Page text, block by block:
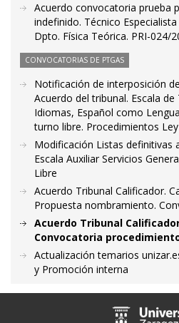
Acuerdo convocatoria prueba
indefinido. Técnico
Dpto. Física Teórica. PRI-024/
CONVOCATORIAS DE PTGAS
Notificación de interposición
Acuerdo del tribunal. Escala
Idiomas, Español como
turno libre. Procedimientos
Modificación Listas definitivas
Escala Auxiliar Servicios
Libre
Acuerdo Tribunal Calificador.
Propuesta nombramiento.
Acuerdo Tribunal
Convocatoria
Actualización temarios
y Promoción interna